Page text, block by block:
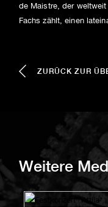
de Maistre, der
Fachs zählt, einen
ZURÜCK ZUR
Weitere